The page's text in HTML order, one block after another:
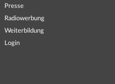
Presse
Radiowerbung
Weiterbildung
Login